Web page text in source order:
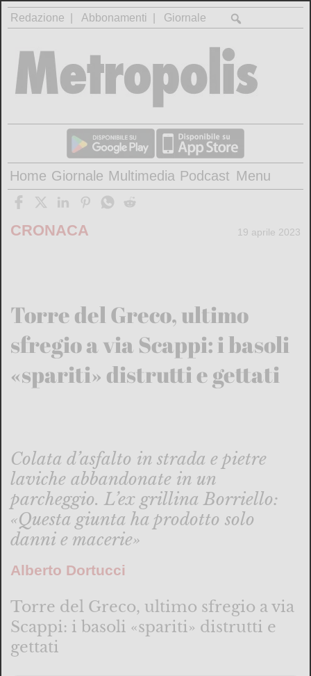
Redazione Abbonamenti Giornale
Home Giornale Multimedia Podcast Menu
CRONACA 19 aprile 2023
Torre del Greco, ultimo
sfregio a via Scappi: i basoli
«spariti» distrutti e gettati
Colata d’asfalto in strada e pietre
laviche abbandonate in un
parcheggio. L’ex grillina Borriello:
«Questa giunta ha prodotto solo
danni e macerie»
Alberto Dortucci
Torre del Greco, ultimo sfregio a via
Scappi: i basoli «spariti» distrutti e
gettati